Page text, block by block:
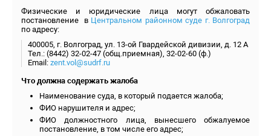
Физические и юридические лица могут обжаловать
постановление в Центральном районном суде г. Волгоград
по адресу:
400005, г. Волгоград, ул. 13-ой Гвардейской дивизии, д. 12 А
Тел.: (8442) 32-02-47 (общ.приемная), 32-02-60 (ф.)
Email: zent.vol@sudrf.ru
Что должна содержать жалоба
Наименование суда, в который подается жалоба;
ФИО нарушителя и адрес;
ФИО должностного лица, вынесшего обжалуемое
постановление, в том числе его адрес;